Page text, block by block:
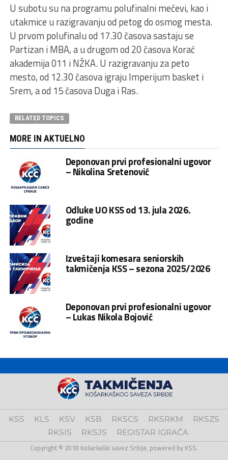
U subotu su na programu polufinalni mečevi, kao i
utakmice u razigravanju od petog do osmog mesta.
U prvom polufinalu od 17.30 časova sastaju se
Partizan i MBA, a u drugom od 20 časova Korać
akademija 011 i NŽKA. U razigravanju za peto
mesto, od 12.30 časova igraju Imperijum basket i
Srem, a od 15 časova Duga i Ras.
RELATED TOPICS
MORE IN AKTUELNO
Deponovan prvi profesionalni ugovor
– Nikolina Sretenović
Odluke UO KSS od 13. jula 2026.
godine
Izveštaji komesara seniorskih
takmičenja KSS – sezona 2025/2026
Deponovan prvi profesionalni ugovor
– Lukas Nikola Bojović
KSS KLS KSV KSB RKSCS RKSRKM
RKSZS
RKSIS
RKSJS REGISTAR IGRAČA
Copyright © 2018 Košarkaški savez Srbije, powered by KSS.